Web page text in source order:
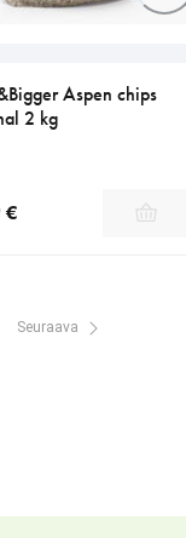
Aspen chips
2 kg
€
Seuraava